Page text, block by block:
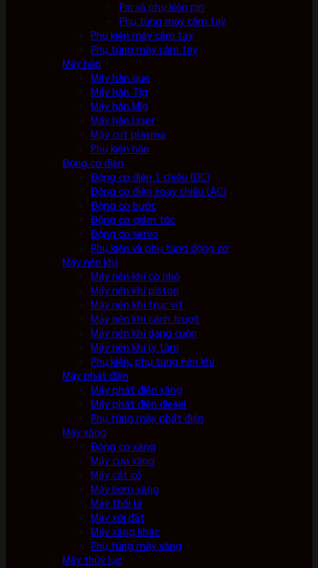
Pin và phụ kiện pin
Phụ tùng máy cầm tay
Phụ kiện máy cầm tay
Phụ tùng máy cầm tay
Máy hàn
Máy hàn que
Máy hàn Tig
Máy hàn Mig
Máy hàn laser
Máy cut plasma
Phụ kiện hàn
Động cơ điện
Động cơ điện 1 chiều (DC)
Động cơ điện xoay chiều (AC)
Động cơ bước
Động cơ giảm tốc
Động cơ servo
Phụ kiện và phụ tùng động cơ
Máy nén khí
Máy nén khí cỡ nhỏ
Máy nén khí piston
Máy nén khí trục vít
Máy nén khí cánh trượt
Máy nén khí dạng cuộn
Máy nén khí ly tâm
Phụ kiện, phụ tùng nén khí
Máy phát điện
Máy phát điện xăng
Máy phát điện diesel
Phụ tùng máy phát điện
Máy xăng
Động cơ xăng
Máy cưa xăng
Máy cắt cỏ
Máy bơm xăng
Máy thổi lá
Máy xới đất
Máy xăng khác
Phụ tùng máy xăng
Máy thủy lực